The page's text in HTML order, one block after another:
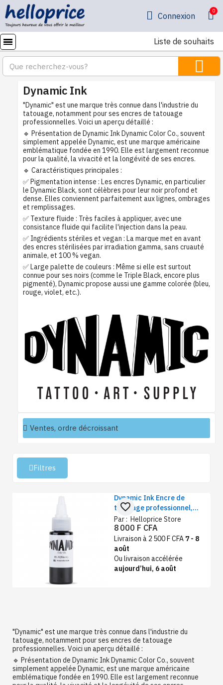
Connexion
Liste de souhaits
Dynamic Ink
"Dynamic" est une marque très connue dans l'industrie du
tatouage, notamment pour ses encres de tatouage
professionnelles. Voici un aperçu détaillé :
🔹 Présentation de Dynamic Ink Dynamic Color Co., souvent
simplement appelée Dynamic, est une marque américaine
emblématique fondée en 1990. Elle est largement reconnue
pour la qualité, la vivacité et la longévité de ses encres.
🔹 Caractéristiques principales :
✅ Pigmentation intense : Les encres Dynamic, en particulier
le Dynamic Black, sont célèbres pour leur noir profond et
dense. Elles conviennent parfaitement aux lignes, ombrages
et remplissages.
✅ Texture fluide : Très faciles à appliquer, avec une
consistance fluide qui facilite l'injection dans la peau.
✅ Ingrédients stériles et vegan : La marque met en avant
des encres stérilisées par irradiation gamma, sans cruauté
animale, et 100 % vegan.
✅ Large palette de couleurs : Même si elle est surtout
connue pour ses noirs (comme le Triple Black, encore plus
pigmenté), Dynamic propose aussi une gamme colorée (bleu,
rouge, violet, etc.).
Filtres
Dynamic Ink Encre de
tatouage professionnel,
couleur noire, 10 ml
Par : Helloprice Store
favorite_border
8 000 F CFA
Livraison à 2 500 F CFA 7 - 8
août
Ou livraison accélérée
aujourd’hui, 6 août
"Dynamic" est une marque très connue dans l'industrie du
tatouage, notamment pour ses encres de tatouage
professionnelles. Voici un aperçu détaillé :
🔹 Présentation de Dynamic Ink Dynamic Color Co., souvent
simplement appelée Dynamic, est une marque américaine
emblématique fondée en 1990. Elle est largement reconnue